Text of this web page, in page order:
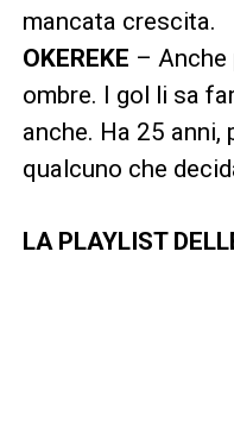
mancata crescita.
OKEREKE – Anche
ombre. I gol li sa
anche. Ha 25 anni,
qualcuno che
LA PLAYLIST